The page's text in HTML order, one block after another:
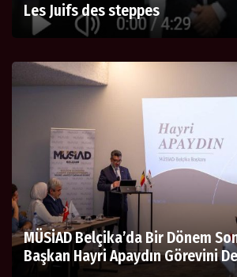
Les Juifs des steppes
MÜSİAD Belçika’da Bir Dönem
Başkan Hayri Apaydın Görevini